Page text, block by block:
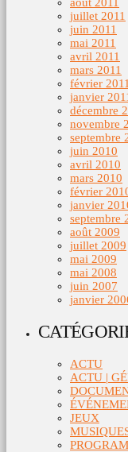
août 2011
juillet 2011
juin 2011
mai 2011
avril 2011
mars 2011
février
janvier
décembre
novembre
septembre
juin 2010
avril 2010
mars 2010
février
janvier
septembre
août 2009
juillet 2009
mai 2009
mai 2008
juin 2007
janvier
ACTU
ACTU |
JEUX